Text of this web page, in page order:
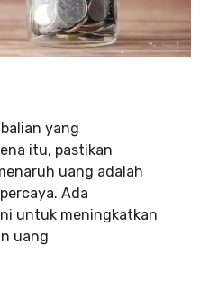
yang
itu, pastikan
uang adalah
Ada
untuk meningkatkan
uang